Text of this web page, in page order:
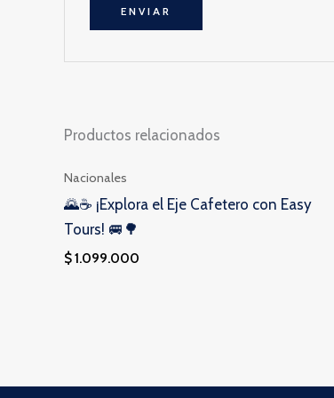
Productos relacionados
Nacionales
🌄☕ ¡Explora el Eje Cafetero con Easy
Tours! 🚐🌳
$1.099.000